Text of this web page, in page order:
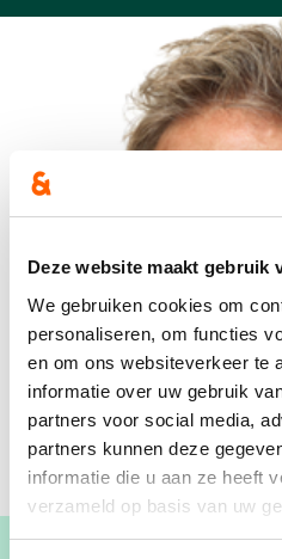
Deze website maakt gebruik
We gebruiken cookies om
personaliseren, om functies
en om ons websiteverkeer te
informatie over uw gebruik
partners voor social media,
partners kunnen deze
informatie die u aan ze heeft
verzameld op basis van uw